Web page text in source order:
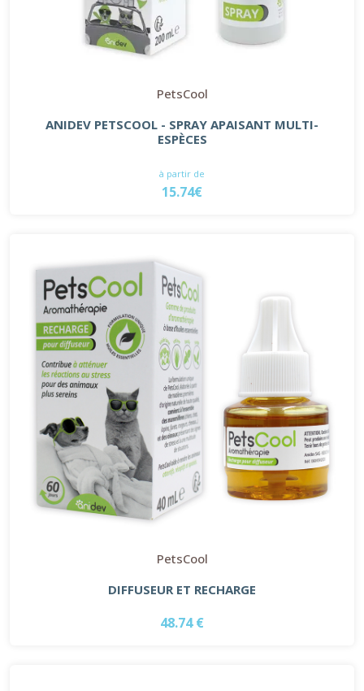
PetsCool
ANIDEV PETSCOOL - SPRAY APAISANT MULTI-
ESPÈCES
à partir de
15.74€
PetsCool
DIFFUSEUR ET RECHARGE
48.74 €